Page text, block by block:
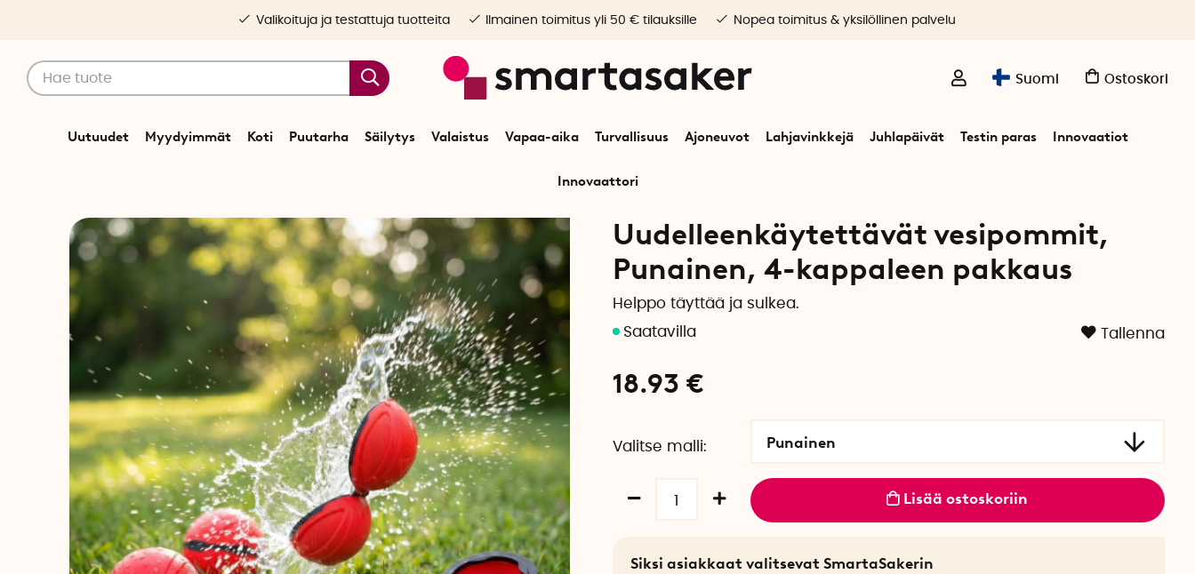
Suomi Ostoskori
Uutuudet Myydyimmät Koti Puutarha Säilytys Valaistus Vapaa-aika Turvallisuus Ajoneuvot Lahjavinkkejä Juhlapäivät Testin paras Innovaatiot
Innovaattori
Valikoituja ja testattuja tuotteita Ilmainen toimitus yli 50 € tilauksille Nopea toimitus & yksilöllinen palvelu
Uudelleenkäytettävät vesipallot, 4 kappaleen pakkaus
Uudelleenkäytettävät vesipommit,
Punainen, 4-kappaleen pakkaus
Helppo täyttää ja sulkea.
Tallenna
18.93 €
Valitse malli Punainen
Lisää ostoskoriin
Siksi asiakkaat valitsevat SmartaSakerin